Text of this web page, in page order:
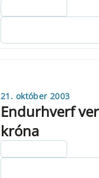
21. október 2003
Endurhverf
króna